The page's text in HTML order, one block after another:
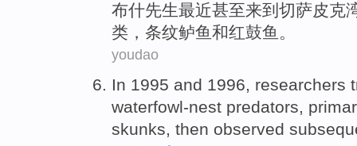
布什先生最近甚至来到 切萨皮克
类 ， 条纹鲈鱼和红鼓鱼。
youdao
In 1995 and 1996, researchers
waterfowl-nest predators,
skunks, then observed